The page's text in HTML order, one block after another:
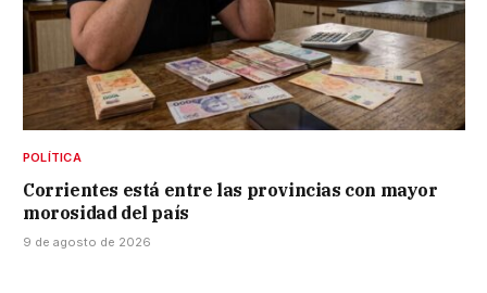
POLÍTICA
Corrientes está entre las provincias con mayor
morosidad del país
9 de agosto de 2026